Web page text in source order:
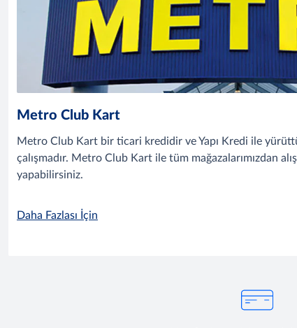
Metro Club Kart
Metro Club Kart bir ticari kredidir ve Yapı Kredi ile
çalışmadır. Metro Club Kart ile tüm mağazalarımızdan
yapabilirsiniz.
Daha Fazlası İçin